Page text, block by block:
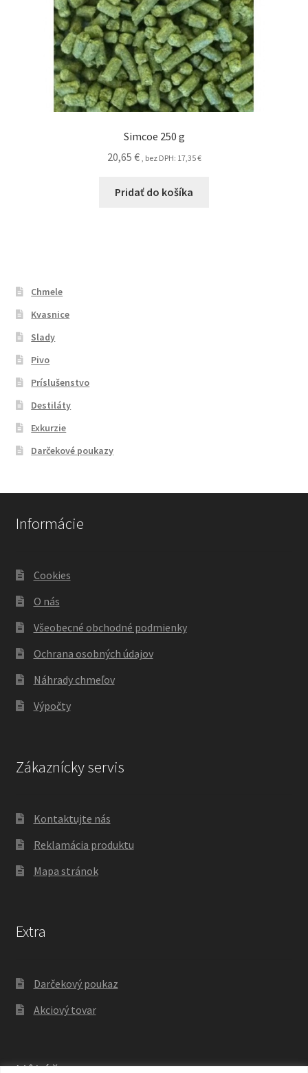
Simcoe 250 g
20,65 € , bez DPH: 17,35€
Pridať do košíka
Chmele
Kvasnice
Slady
Pivo
Príslušenstvo
Destiláty
Exkurzie
Darčekové poukazy
Informácie
Cookies
O nás
Všeobecné obchodné podmienky
Ochrana osobných údajov
Náhrady chmeľov
Výpočty
Zákaznícky servis
Kontaktujte nás
Reklamácia produktu
Mapa stránok
Extra
Darčekový poukaz
Akciový tovar